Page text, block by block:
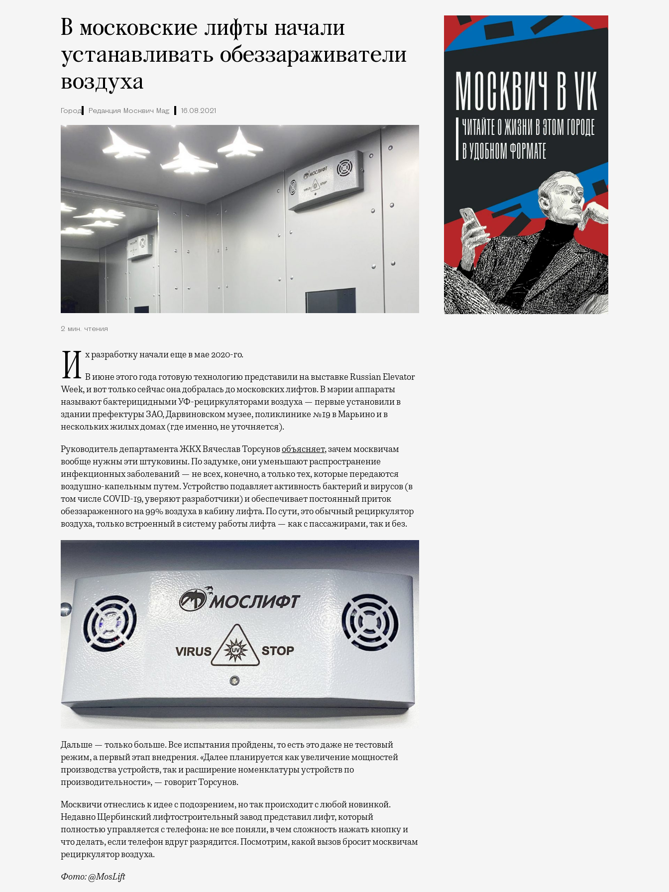
В московские лифты начали
устанавливать обеззараживатели
воздуха
Город Редакция Москвич Mag 16.08.2021
2 мин. чтения
Их разработку начали еще в мае 2020-го.
В июне этого года готовую технологию представили на выставке Russian Elevator
Week, и вот только сейчас она добралась до московских лифтов. В мэрии аппараты
называют бактерицидными УФ-рециркуляторами воздуха — первые установили в
здании префектуры ЗАО, Дарвиновском музее, поликлинике №19 в Марьино и в
нескольких жилых домах (где именно, не уточняется).
Руководитель департамента ЖКХ Вячеслав Торсуновобъясняет, зачем москвичам
вообще нужны эти штуковины. По задумке, они уменьшают распространение
инфекционных заболеваний — не всех, конечно, а только тех, которые передаются
воздушно-капельным путем. Устройство подавляет активность бактерий и вирусов (в
том числе COVID-19, уверяют разработчики) и обеспечивает постоянный приток
обеззараженного на 99% воздуха в кабину лифта. По сути, это обычный рециркулятор
воздуха, только встроенный в систему работы лифта — как с пассажирами, так и без.
Дальше — только больше. Все испытания пройдены, то есть это даже не тестовый
режим, а первый этап внедрения. «Далее планируется как увеличение мощностей
производства устройств, так и расширение номенклатуры устройств по
производительности», — говорит Торсунов.
Москвичи отнеслись к идее с подозрением, но так происходит с любой новинкой.
Недавно Щербинский лифтостроительный завод представил лифт, который
полностью управляется с телефона: не все поняли, в чем сложность нажать кнопку и
что делать, если телефон вдруг разрядится. Посмотрим, какой вызов бросит москвичам
рециркулятор воздуха.
Фото: @MosLift